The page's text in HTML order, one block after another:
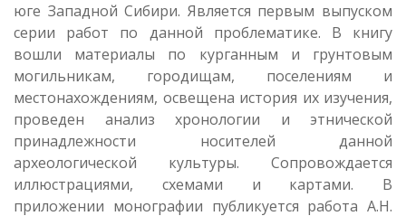
юге Западной Сибири. Является первым выпуском
серии работ по данной проблематике. В книгу
вошли материалы по курганным и грунтовым
могильникам, городищам, поселениям и
местонахождениям, освещена история их изучения,
проведен анализ хронологии и этнической
принадлежности носителей данной
археологической культуры. Сопровождается
иллюстрациями, схемами и картами. В
приложении монографии публикуется работа А.Н.